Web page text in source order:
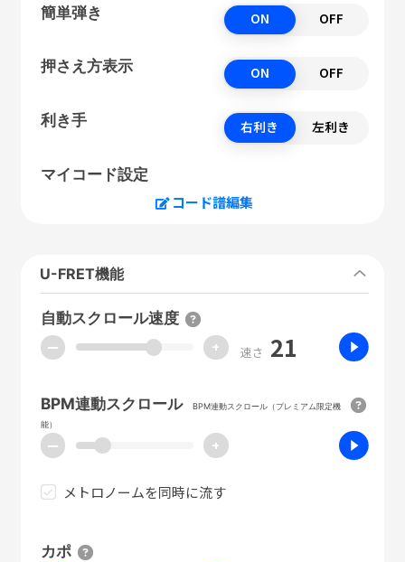
簡単弾き ON OFF
押さえ方表示 ON OFF
利き手 右利き 左利き
マイコード設定
コード譜編集
U-FRET機能
自動スクロール速度
ー + 速さ 21
BPM連動スクロール
BPM連動スクロール（プレミアム限定機
能）
ー +
メトロノームを同時に流す
カポ